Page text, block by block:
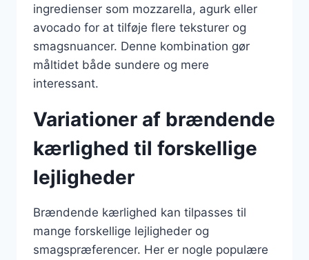
ingredienser som mozzarella, agurk eller
avocado for at tilføje flere teksturer og
smagsnuancer. Denne kombination gør
måltidet både sundere og mere
interessant.
Variationer af brændende
kærlighed til forskellige
lejligheder
Brændende kærlighed kan tilpasses til
mange forskellige lejligheder og
smagspræferencer. Her er nogle populære